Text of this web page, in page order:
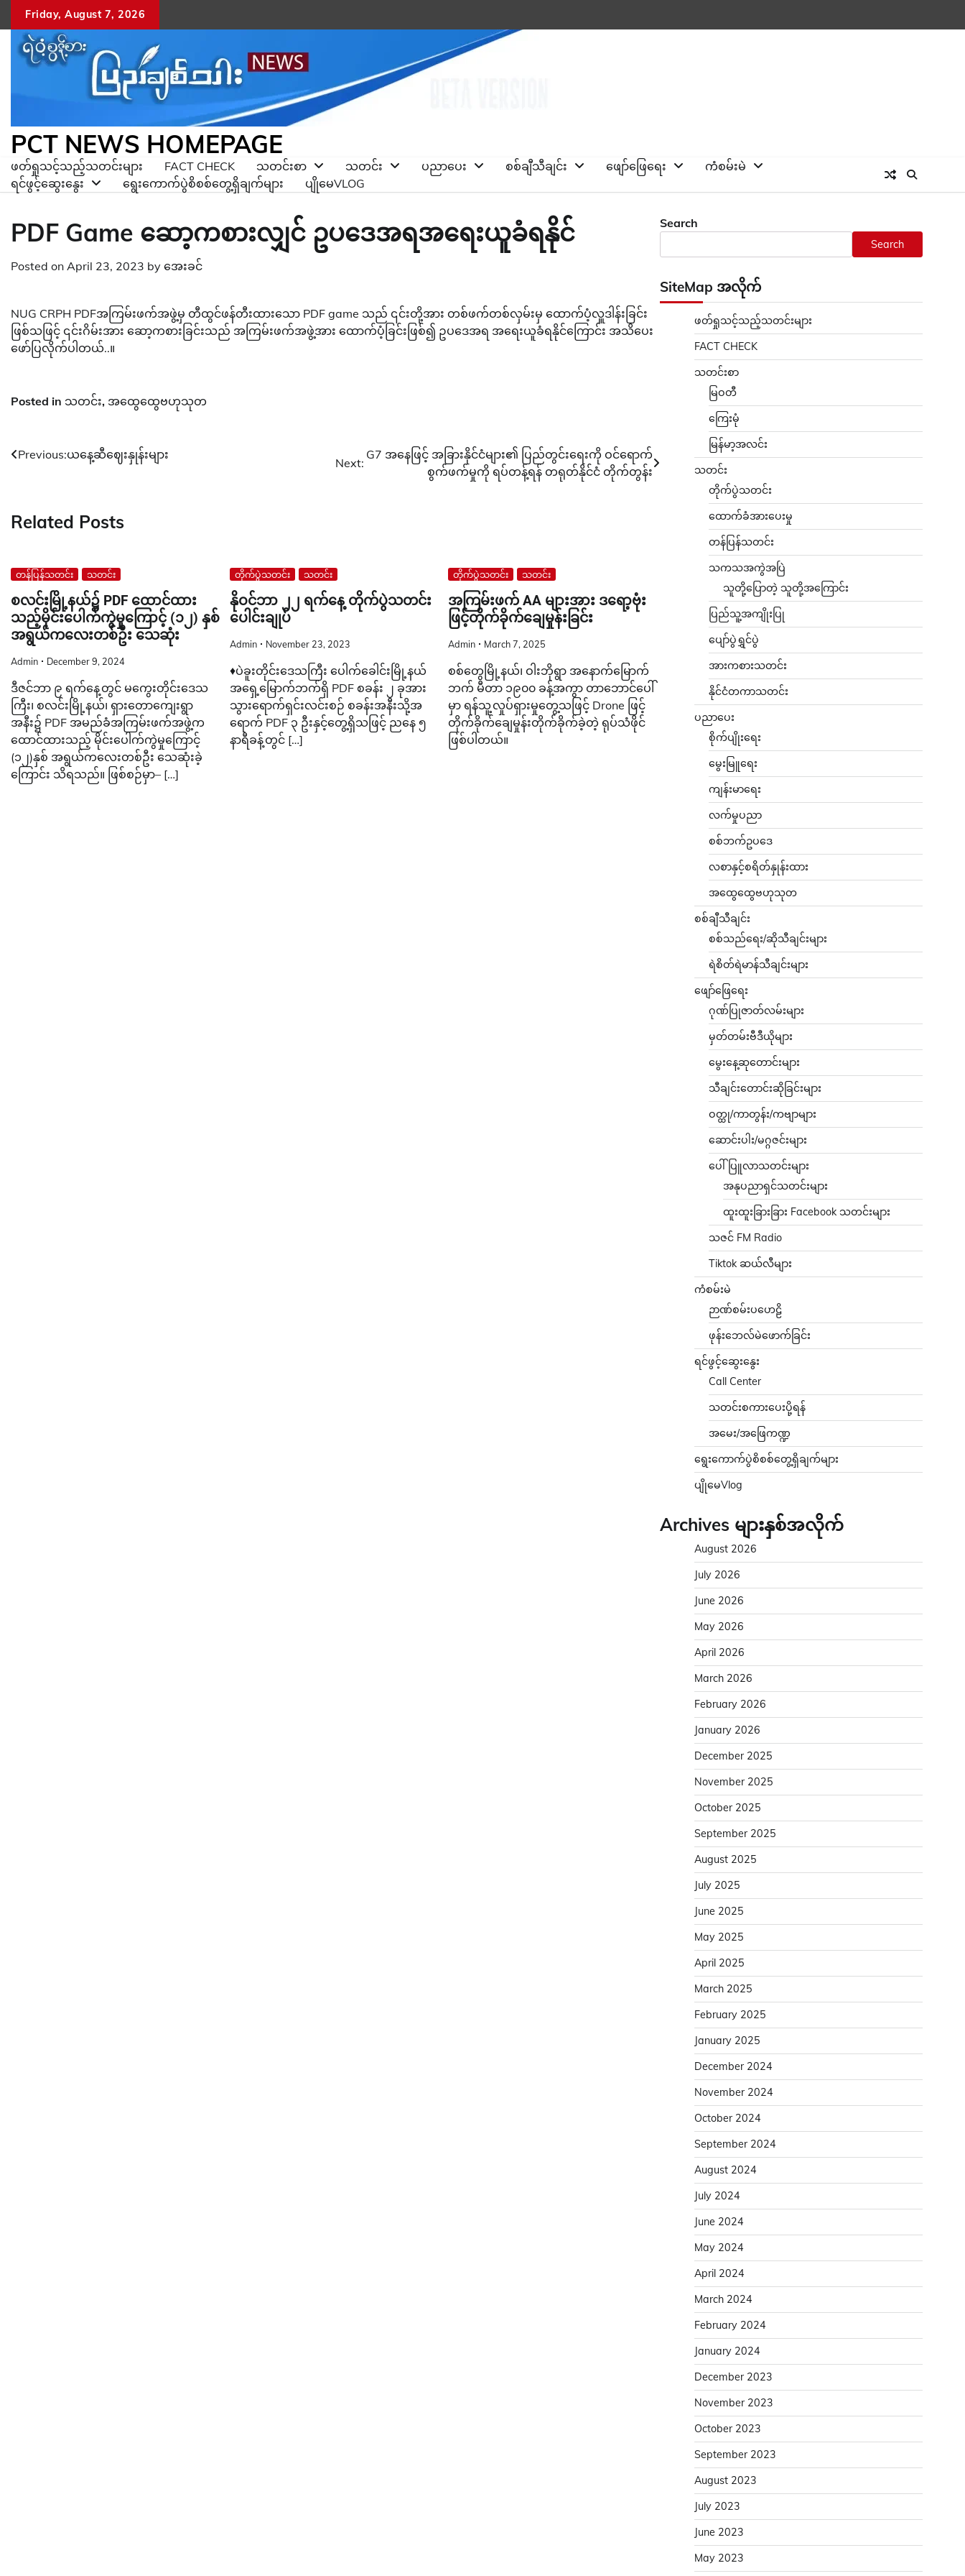
content
Friday, August 7, 2026
PCT NEWS HOMEPAGE
ဖတ်ရှုသင့်သည့်သတင်းများ FACT CHECK သတင်းစာ သတင်း ပညာပေး စစ်ချီသီချင်း ဖျော်ဖြေရေး
ကံစမ်းမဲ
ရင်ဖွင့်ဆွေးနွေး
ရွေးကောက်ပွဲစိစစ်တွေ့ရှိချက်များ ပျိုမေVLOG
PDF Game ဆော့ကစားလျှင် ဥပဒေအရအရေးယူခံရနိုင်
Posted on April 23, 2023 by အေးခင်
NUG CRPH PDFအကြမ်းဖက်အဖွဲ့မှ တီထွင်ဖန်တီးထားသော PDF game သည် ၎င်းတို့အား တစ်ဖက်တစ်လှမ်းမှ ထောက်ပံ့လှူဒါန်းခြင်း
ဖြစ်သဖြင့် ၎င်းဂိမ်းအား ဆော့ကစားခြင်းသည် အကြမ်းဖက်အဖွဲ့အား ထောက်ပံ့ခြင်းဖြစ်၍ ဥပဒေအရ အရေးယူခံရနိုင်ကြောင်း အသိပေး
ဖော်ပြလိုက်ပါတယ်..။
Posted in သတင်း, အထွေထွေဗဟုသုတ
Post
Previous:ယနေ့ဆီဈေးနှုန်းများ
Next:
G7 အနေဖြင့် အခြားနိုင်ငံများ၏ ပြည်တွင်းရေးကို ဝင်ရောက်
စွက်ဖက်မှုကို ရပ်တန့်ရန် တရုတ်နိုင်ငံ တိုက်တွန်း
Related Posts
တန်ပြန်သတင်း သတင်း
စလင်းမြို့နယ်၌ PDF ထောင်ထား
သည့်မိုင်းပေါက်ကွဲမှုကြောင့် (၁၂) နှစ်
အရွယ်ကလေးတစ်ဦး သေဆုံး
Admin December 9, 2024
ဒီဇင်ဘာ ၉ ရက်နေ့တွင် မကွေးတိုင်းဒေသ
ကြီး၊ စလင်းမြို့နယ်၊ ရှားတောကျေးရွာ
အနီး၌ PDF အမည်ခံအကြမ်းဖက်အဖွဲ့က
ထောင်ထားသည့် မိုင်းပေါက်ကွဲမှုကြောင့်
(၁၂)နှစ် အရွယ်ကလေးတစ်ဦး သေဆုံးခဲ့
ကြောင်း သိရသည်။ ဖြစ်စဉ်မှာ– […]
တိုက်ပွဲသတင်း သတင်း
နိုဝင်ဘာ ၂၂ ရက်နေ့ တိုက်ပွဲသတင်း
ပေါင်းချုပ်
Admin November 23, 2023
♦ပဲခူးတိုင်းဒေသကြီး ပေါက်ခေါင်းမြို့နယ်
အရှေ့မြောက်ဘက်ရှိ PDF စခန်း ၂ ခုအား
သွားရောက်ရှင်းလင်းစဉ် စခန်းအနီးသို့အ
ရောက် PDF ၃ ဦးနှင့်တွေ့ရှိသဖြင့် ညနေ ၅
နာရီခန့်တွင် […]
တိုက်ပွဲသတင်း သတင်း
အကြမ်းဖက် AA များအား ဒရော့ဗုံး
ဖြင့်တိုက်ခိုက်ချေမှုန်းခြင်း
Admin March 7, 2025
စစ်တွေမြို့နယ်၊ ဝါးဘိုရွာ အနောက်မြောက်
ဘက် မီတာ ၁၉၀၀ ခန့်အကွာ တာဘောင်ပေါ်
မှာ ရန်သူ့လှုပ်ရှားမှုတွေ့သဖြင့် Drone ဖြင့်
တိုက်ခိုက်ချေမှုန်းတိုက်ခိုက်ခဲ့တဲ့ ရုပ်သံဖိုင်
ဖြစ်ပါတယ်။
Search
Search
SiteMap အလိုက်
ဖတ်ရှုသင့်သည့်သတင်းများ
FACT CHECK
သတင်းစာ
မြဝတီ
ကြေးမုံ
မြန်မာ့အလင်း
သတင်း
တိုက်ပွဲသတင်း
ထောက်ခံအားပေးမှု
တန်ပြန်သတင်း
သကသအကွဲအပြဲ
သူတို့ပြောတဲ့ သူတို့အကြောင်း
ပြည်သူ့အကျိုးပြု
ပျော်ပွဲရွှင်ပွဲ
အားကစားသတင်း
နိုင်ငံတကာသတင်း
ပညာပေး
စိုက်ပျိုးရေး
မွေးမြူရေး
ကျန်းမာရေး
လက်မှုပညာ
စစ်ဘက်ဥပဒေ
လစာနှင့်စရိတ်နှုန်းထား
အထွေထွေဗဟုသုတ
စစ်ချီသီချင်း
စစ်သည်ရေး/ဆိုသီချင်းများ
ရဲစိတ်ရဲမာန်သီချင်းများ
ဖျော်ဖြေရေး
ဂုဏ်ပြုဇာတ်လမ်းများ
မှတ်တမ်းဗီဒီယိုများ
မွေးနေ့ဆုတောင်းများ
သီချင်းတောင်းဆိုခြင်းများ
ဝတ္ထု/ကာတွန်း/ကဗျာများ
ဆောင်းပါး/မဂ္ဂဇင်းများ
ပေါ်ပြူလာသတင်းများ
အနုပညာရှင်သတင်းများ
ထူးထူးခြားခြား Facebook သတင်းများ
သဇင် FM Radio
Tiktok ဆယ်လီများ
ကံစမ်းမဲ
ဉာဏ်စမ်းပဟေဠိ
ဖုန်းဘေလ်မဲဖောက်ခြင်း
ရင်ဖွင့်ဆွေးနွေး
Call Center
သတင်းစကားပေးပို့ရန်
အမေး/အဖြေကဏ္ဍ
ရွေးကောက်ပွဲစိစစ်တွေ့ရှိချက်များ
ပျိုမေVlog
Archives များနှစ်အလိုက်
August 2026
July 2026
June 2026
May 2026
April 2026
March 2026
February 2026
January 2026
December 2025
November 2025
October 2025
September 2025
August 2025
July 2025
June 2025
May 2025
April 2025
March 2025
February 2025
January 2025
December 2024
November 2024
October 2024
September 2024
August 2024
July 2024
June 2024
May 2024
April 2024
March 2024
February 2024
January 2024
December 2023
November 2023
October 2023
September 2023
August 2023
July 2023
June 2023
May 2023